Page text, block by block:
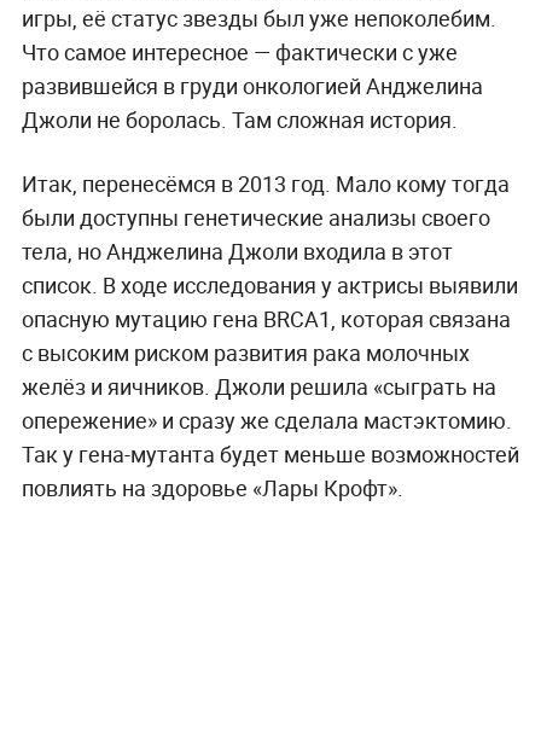
игры, её статус звезды был уже непоколебим.
Что самое интересное — фактически с уже
развившейся в груди онкологией Анджелина
Джоли не боролась. Там сложная история.
Итак, перенесёмся в 2013 год. Мало кому тогда
были доступны генетические анализы своего
тела, но Анджелина Джоли входила в этот
список. В ходе исследования у актрисы выявили
опасную мутацию гена BRCA1, которая связана
с высоким риском развития рака молочных
желёз и яичников. Джоли решила «сыграть на
опережение» и сразу же сделала мастэктомию.
Так у гена-мутанта будет меньше возможностей
повлиять на здоровье «Лары Крофт».